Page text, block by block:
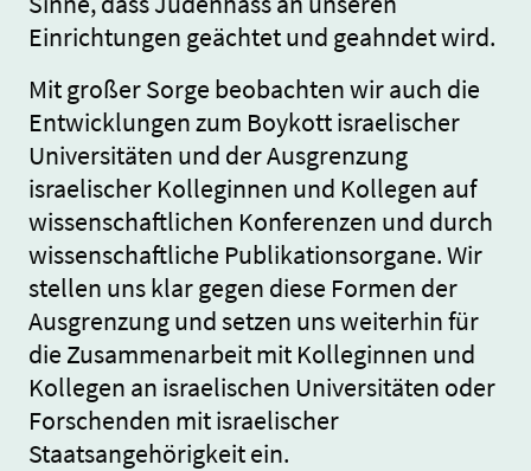
Einrichtungen geächtet und geahndet wird.
Mit großer Sorge beobachten wir auch die
Entwicklungen zum Boykott israelischer
Universitäten und der Ausgrenzung
israelischer Kolleginnen und Kollegen auf
wissenschaftlichen Konferenzen und durch
wissenschaftliche Publikationsorgane. Wir
stellen uns klar gegen diese Formen der
Ausgrenzung und setzen uns weiterhin für
die Zusammenarbeit mit Kolleginnen und
Kollegen an israelischen Universitäten oder
Forschenden mit israelischer
Staatsangehörigkeit ein.